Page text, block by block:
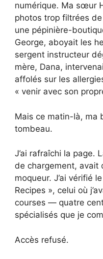
numérique. Ma sœur
photos trop filtrées
une pépinière-
George, aboyait les
sergent instructeur
mère, Dana,
affolés sur les
« venir avec son
Mais ce matin-là, ma
tombeau.
J’ai rafraîchi la page.
de chargement, avait
moqueur. J’ai vérifié
Recipes », celui où
courses — quatre
spécialisés que je
Accès refusé.